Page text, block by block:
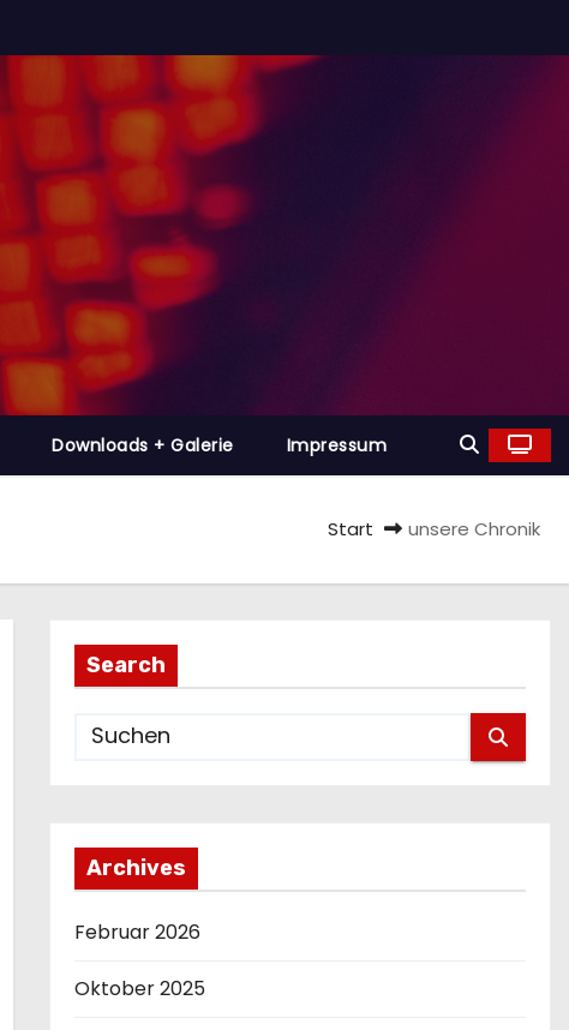
Downloads + Galerie Impressum
Start unsere Chronik
Search
Archives
Februar 2026
Oktober 2025